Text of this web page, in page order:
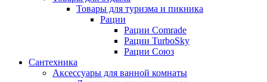
Товары для туризма и пикника
Рации
Рации Comrade
Рации TurboSky
Рации Союз
Сантехника
Аксессуары для ванной комнаты